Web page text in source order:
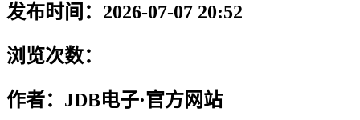
发布时间：2026-07-07 20:52
浏览次数：
作者：JDB电子·官方网站